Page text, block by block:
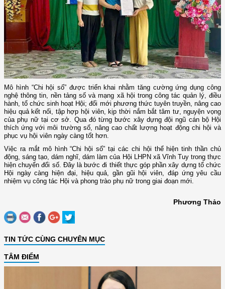
Mô hình “Chi hội số” được triển khai nhằm tăng cường ứng dụng công
nghệ thông tin, nền tảng số và mạng xã hội trong công tác quản lý, điều
hành, tổ chức sinh hoạt Hội; đổi mới phương thức tuyên truyền, nâng cao
hiệu quả kết nối, tập hợp hội viên, kịp thời nắm bắt tâm tư, nguyện vọng
của phụ nữ tại cơ sở. Qua đó từng bước xây dựng đội ngũ cán bộ Hội
thích ứng với môi trường số, nâng cao chất lượng hoạt động chi hội và
phục vụ hội viên ngày càng tốt hơn.
Việc ra mắt mô hình “Chi hội số” tại các chi hội thể hiện tinh thần chủ
động, sáng tạo, dám nghĩ, dám làm của Hội LHPN xã Vĩnh Tuy trong thực
hiện chuyển đổi số. Đây là bước đi thiết thực góp phần xây dựng tổ chức
Hội ngày càng hiện đại, hiệu quả, gần gũi hội viên, đáp ứng yêu cầu
nhiệm vụ công tác Hội và phong trào phụ nữ trong giai đoạn mới.
Phương Thảo
TIN TỨC CÙNG CHUYÊN MỤC
TÂM ĐIỂM